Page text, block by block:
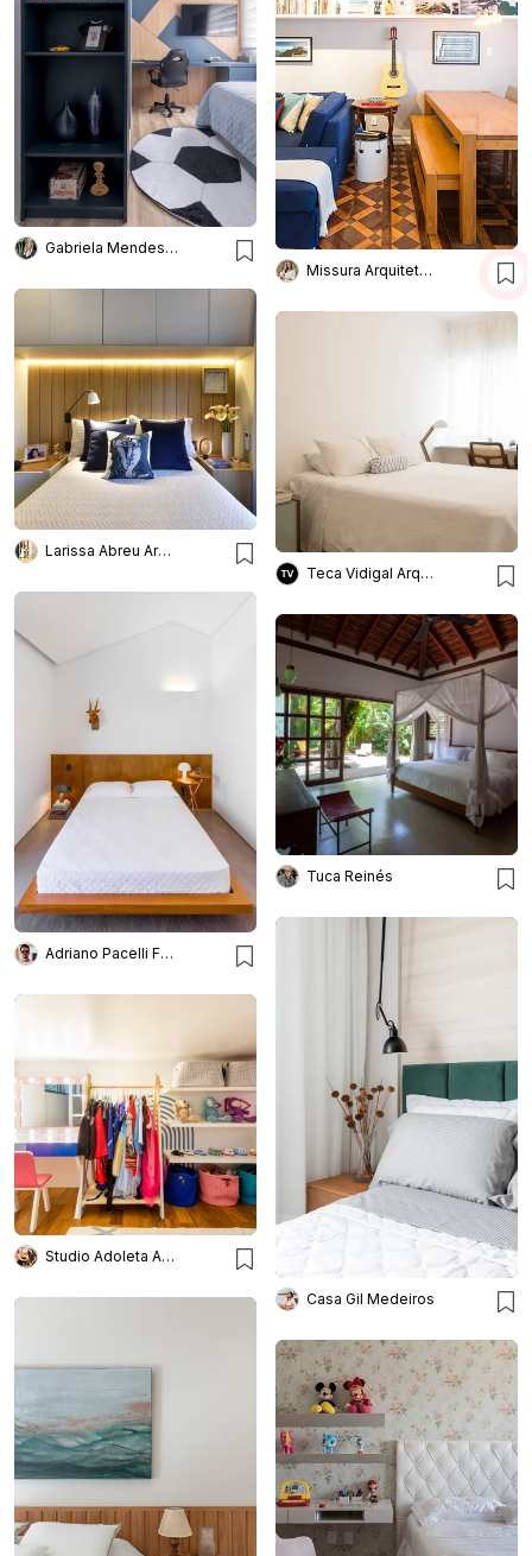
Gabriela Mendes Arquitetura
Missura Arquitetura
Larissa Abreu Arquitetura
Teca Vidigal Arquitetura
Adriano Pacelli Fotografia de Arquitetura
Tuca Reinés
Casa Gil Medeiros
Studio Adoleta Arq. Infantil